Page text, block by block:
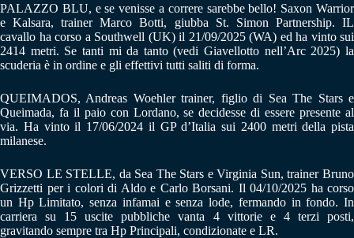
PALAZZO BLU, e se venisse a correre sarebbe bello! Saxon Warrior
e Kalsara, trainer Marco Botti, giubba St. Simon Partnership. IL
cavallo ha corso a Southwell (UK) il 21/09/2025 (WA) ed ha vinto sui
2414 metri. Se tanti mi da tanto (vedi Giavellotto nell’Arc 2025) la
scuderia è in ordine e gli effettivi tutti saliti di forma.
QUEIMADOS, Andreas Woehler trainer, figlio di Sea The Stars e
Queimada, fa il paio con Lordano, se decidesse di essere presente al
via. Ha vinto il 17/06/2024 il GP d’Italia sui 2400 metri della pista
milanese.
VERSO LE STELLE, da Sea The Stars e Virginia Sun, trainer Bruno
Grizzetti per i colori di Aldo e Carlo Borsani. Il 04/10/2025 ha corso
un Hp Limitato, senza infamai e senza lode, fermando in fondo. In
carriera su 15 uscite pubbliche vanta 4 vittorie e 4 terzi posti,
gravitando sempre tra Hp Principali, condizionate e LR.